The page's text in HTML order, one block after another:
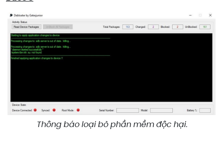
Thông báo loại bỏ phần mềm độc hại.